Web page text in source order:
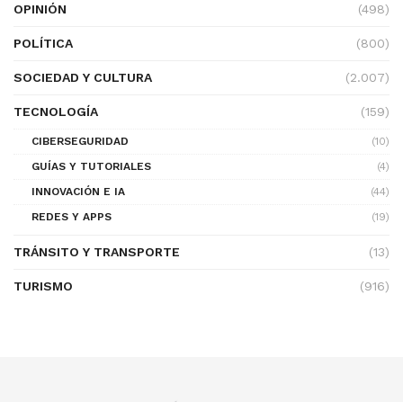
OPINIÓN (498)
POLÍTICA (800)
SOCIEDAD Y CULTURA (2.007)
TECNOLOGÍA (159)
CIBERSEGURIDAD
(10)
GUÍAS Y TUTORIALES
(4)
INNOVACIÓN E IA
(44)
REDES Y APPS
(19)
TRÁNSITO Y TRANSPORTE (13)
TURISMO (916)